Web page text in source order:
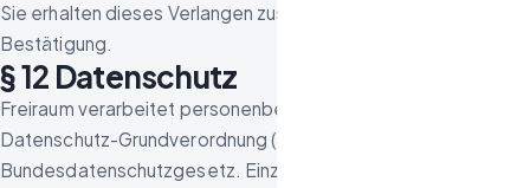
Sie erhalten dieses Verlangen zusammen mit dem Auftrag zur
Bestätigung.
§ 12 Datenschutz
Freiraum verarbeitet personenbezogene Daten nach der
Datenschutz-Grundverordnung (DSGVO) und dem
Bundesdatenschutzgesetz. Einzelheiten enthält die